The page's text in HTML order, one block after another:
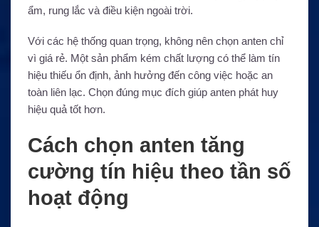
ẩm, rung lắc và điều kiện ngoài trời.
Với các hệ thống quan trọng, không nên chọn anten chỉ
vì giá rẻ. Một sản phẩm kém chất lượng có thể làm tín
hiệu thiếu ổn định, ảnh hưởng đến công việc hoặc an
toàn liên lạc. Chọn đúng mục đích giúp anten phát huy
hiệu quả tốt hơn.
Cách chọn anten tăng
cường tín hiệu theo tần số
hoạt động